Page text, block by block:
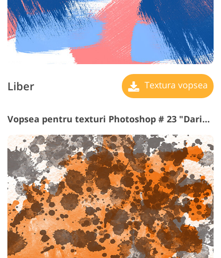
Liber Textura vopsea
Vopsea pentru texturi Photoshop # 23 "Daring"